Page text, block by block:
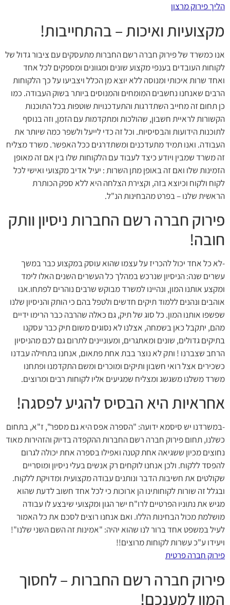
הליך פירוק מרצון
מקצועיות ואיכות – בהתחייבות!
אנו כמשרד של פירוק חברה רשם החברות מתעסקים עם ציבור גדול של
לקוחות העובדים בענפי מקצוע שונים ומגוונים ומספקים לכל אחד
ואחד שרות איכותי ומנוסה ללא יוצא מן הכלל ויצביעו על כך הלקוחות
הרבים שאנחנו נחשבים המומחים והמנוסים ביותר בשוק העבודה. כמו
כן תחום זה מחייב השתדרגות והתעדכנויות שוטפות בכל התוכנות
הקשורות לראיית חשבון, שהולכות ומתקדמות עם הזמן, וזה בנוסף
לתוכנות הידועות והבסיסיות. וכל זה כדי לייעל ולשפר כמה שיותר את
העבודה. ואנו תמיד מתעדכנים ומשתדרגים ככל האפשר. משרד מצליח
זה משרד שמבין ויודע כיצד לעבוד עם הלקוחות שלו בין אם זה מאופן
הזמינות שלו ואם זה באופן מתן השרות : יעיל אדיב מקצועי ואישי לכל
לקוח ולקוח וכיוצא בזה, וקצירת הצלחה היא ללא ספק הכותרת
הראשית שלנו – בפרט מהבחינות הנ"ל.
פירוק חברה רשם החברות ניסיון וותק
חובה!
-לא כל אחד יכול להכריז על עצמו שהוא עוסק במקצוע כבר במשך
עשרים שנה: הניסיון שנרכש במהלך כל העשרים השנים האלו לימד
ומקצע אותנו המון, ונהיינו למשרד מבוקש שרבים נוהרים לפתחו.אנו
אוהבים ונהנים ללמוד תיקים חדשים ולטפל בהם כי הותק והניסיון שלנו
שפשפו אותנו המון. כל סוג של תיק, גם כאלה שהרבה כבר הרימו ידיים
מהם, יתקבל כאן בשמחה, אצלנו לא נסוגים משום תיק כבר עסקנו
בתיקים גדולים, שונים ומאתגרים, ומעוניינים לתרום גם לכם מהניסיון
הרחב שצברנו ! ותק לא נוצר בבת אחת פתאום, אנחנו בתחילה עבדנו
כשכירים אצל רואי חשבון ותיקים ומוכרים ומשם התקדמנו ופתחנו
משרד משלנו משגשג ומצליח שמגיעים אליו לקוחות רבים ומרוצים.
אחראיות היא הבסיס להגיע לפסגה!
-במשרדנו יש סיסמא ידועה: "הספרה אפס היא גם מספר", ז"א, בתחום
כשלנו, תחום פירוק חברה רשם החברות ההקפדה בדיוק והזהירות מאוד
נחוצים מכיון ששגיאה אחת קטנה ואפילו בספרה אחת יכולה לגרום
להפסד ללקוח. ולכן אנחנו לוקחים רק אנשים בעלי ניסיון ומוסריים
שקולטים את חשיבות הדבר ונותנים עבודה מקצועית ומדויקת ללקוח.
ובגלל זה שורות לקוחותינו הן ארוכות כי לכל אחד חשוב לדעת שהוא
מגיש את נתוניו הפרטיים לרו"ח ישר הגון ומקצועי שיבצע לו עבודה
מושלמת מכול הבחינות הללו. ואם אנחנו רוצים לסכם את כל האמור
לעיל במשפט אחד ברור לנו שהוא יהיה: "אמינות זה השם השני שלנו"!
ויעידו ע"כ עשרות לקוחות מרוצים!!
פירוק חברה פרטית
פירוק חברה רשם החברות – לחסוך
המון למענכם!